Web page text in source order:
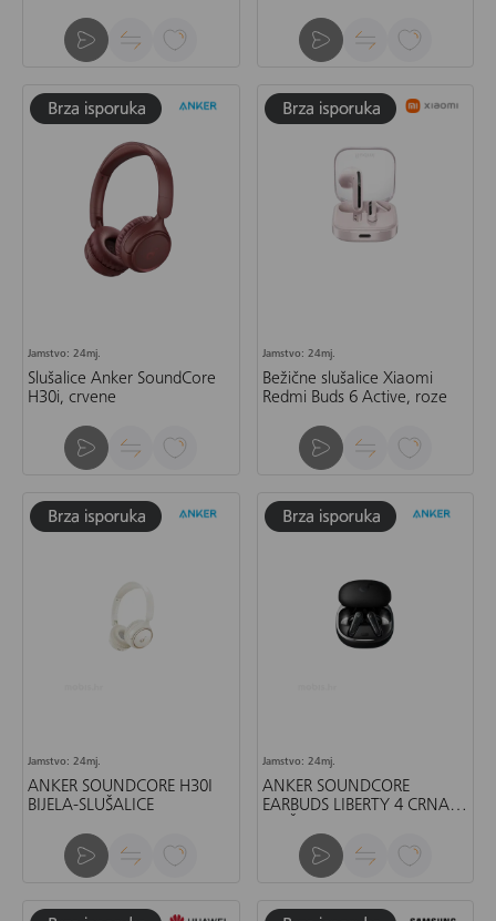
Jamstvo: 24mj.
Slušalice Anker SoundCore
H30i, crvene
Jamstvo: 24mj.
Bežične slušalice Xiaomi
Redmi Buds 6 Active, roze
Jamstvo: 24mj.
ANKER SOUNDCORE H30I
BIJELA-SLUŠALICE
Jamstvo: 24mj.
ANKER SOUNDCORE
EARBUDS LIBERTY 4 CRNA-